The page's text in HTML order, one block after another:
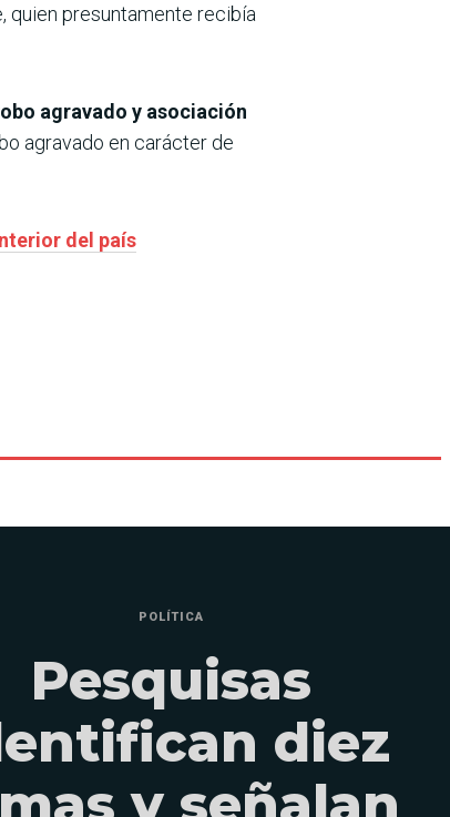
quien presuntamente recibía
agravado y asociación
agravado en carácter de
del país
POLÍTICA
Pesquisas
diez